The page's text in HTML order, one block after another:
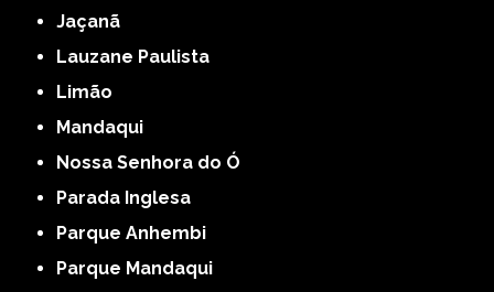
Jaçanã
Lauzane Paulista
Limão
Mandaqui
Nossa Senhora do Ó
Parada Inglesa
Parque Anhembi
Parque Mandaqui